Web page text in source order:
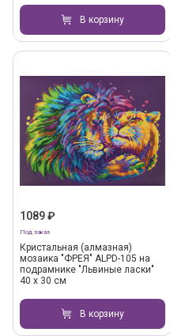
В корзину
1089 ₽
Под заказ
Кристальная (алмазная)
мозаика "ФРЕЯ" ALPD-105 на
подрамнике "Львиные ласки"
40 х 30 см
В корзину